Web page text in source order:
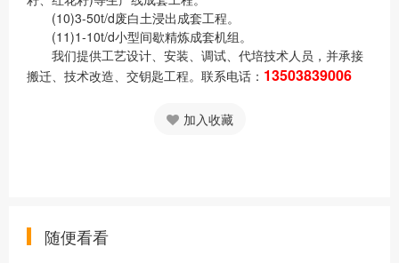
(10)3-50t/d废白土浸出成套工程。
(11)1-10t/d小型间歇精炼成套机组。
我们提供工艺设计、安装、调试、代培技术人员，并承接
搬迁、技术改造、交钥匙工程。联系电话： 13503839006
加入收藏
随便看看